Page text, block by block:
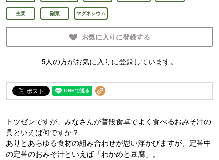
主菜 副菜 マグネシウム
お気に入りに登録する
5人の方がお気に入りに登録しています。
トツゼンですが、みなさんが普段食卓でよく食べるおみそ汁の
具といえば何ですか？
ありとあらゆる食材の組み合わせが思い浮かびますが、定番中
の定番のおみそ汁といえば「わかめと豆腐」。